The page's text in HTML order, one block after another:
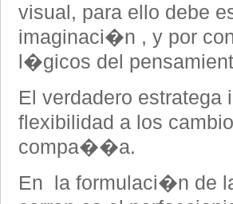
visual, para ello debe
imaginaci�n , y por
l�gicos del
El verdadero estratega
flexibilidad a los
compa��a.
En la formulaci�n de